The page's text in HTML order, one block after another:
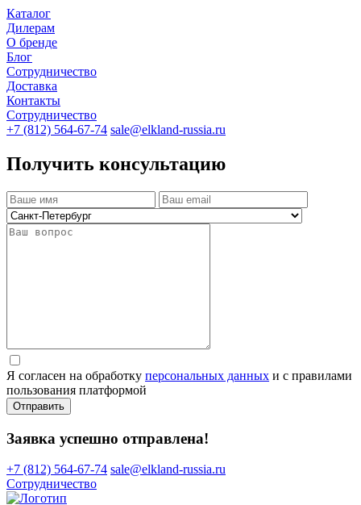
Каталог
Дилерам
О бренде
Блог
Сотрудничество
Доставка
Контакты
Сотрудничество
+7 (812) 564-67-74 sale@elkland-russia.ru
Получить консультацию
Я согласен на обработку персональных данных и с правилами
пользования платформой
Отправить
Заявка успешно отправлена!
+7 (812) 564-67-74 sale@elkland-russia.ru
Сотрудничество